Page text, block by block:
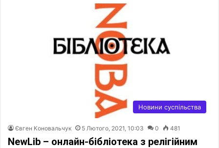
Новини суспільства
Євген Коновальчук 5 Лютого, 2021, 10:03 0 481
NewLib – онлайн-бібліотека з релігійним